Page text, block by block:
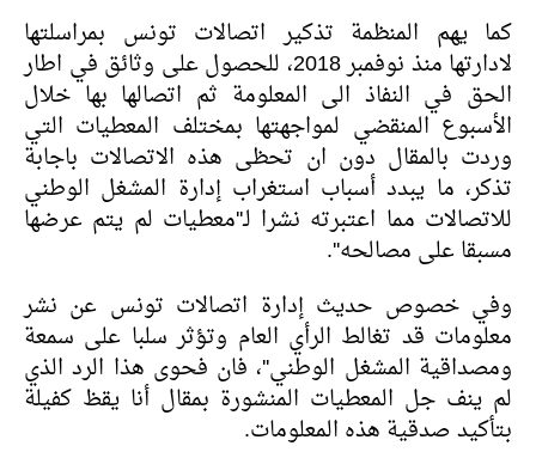
كما يهم المنظمة تذكير اتصالات تونس بمراسلتها
لادارتها منذ نوفمبر 2018، للحصول على وثائق في اطار
الحق في النفاذ الى المعلومة ثم اتصالها بها خلال
الأسبوع المنقضي لمواجهتها بمختلف المعطيات التي
وردت بالمقال دون ان تحظى هذه الاتصالات باجابة
تذكر، ما يبدد أسباب استغراب إدارة المشغل الوطني
للاتصالات مما اعتبرته نشرا لـ''معطيات لم يتم عرضها
مسبقا على مصالحه''.
وفي خصوص حديث إدارة اتصالات تونس عن نشر
معلومات قد تغالط الرأي العام وتؤثر سلبا على سمعة
ومصداقية المشغل الوطني''، فان فحوى هذا الرد الذي
لم ينف جل المعطيات المنشورة بمقال أنا يقظ كفيلة
بتأكيد صدقية هذه المعلومات.